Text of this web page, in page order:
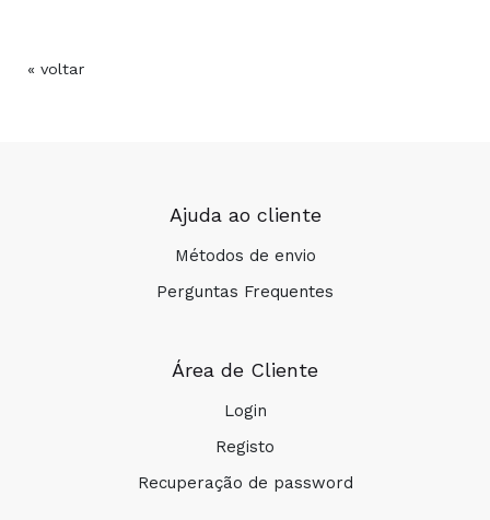
« voltar
Ajuda ao cliente
Métodos de envio
Perguntas Frequentes
Área de Cliente
Login
Registo
Recuperação de password